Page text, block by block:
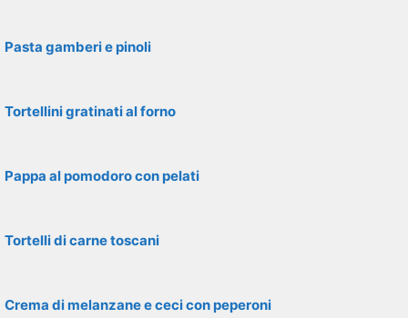
Pasta gamberi e pinoli
Tortellini gratinati al forno
Pappa al pomodoro con pelati
Tortelli di carne toscani
Crema di melanzane e ceci con peperoni